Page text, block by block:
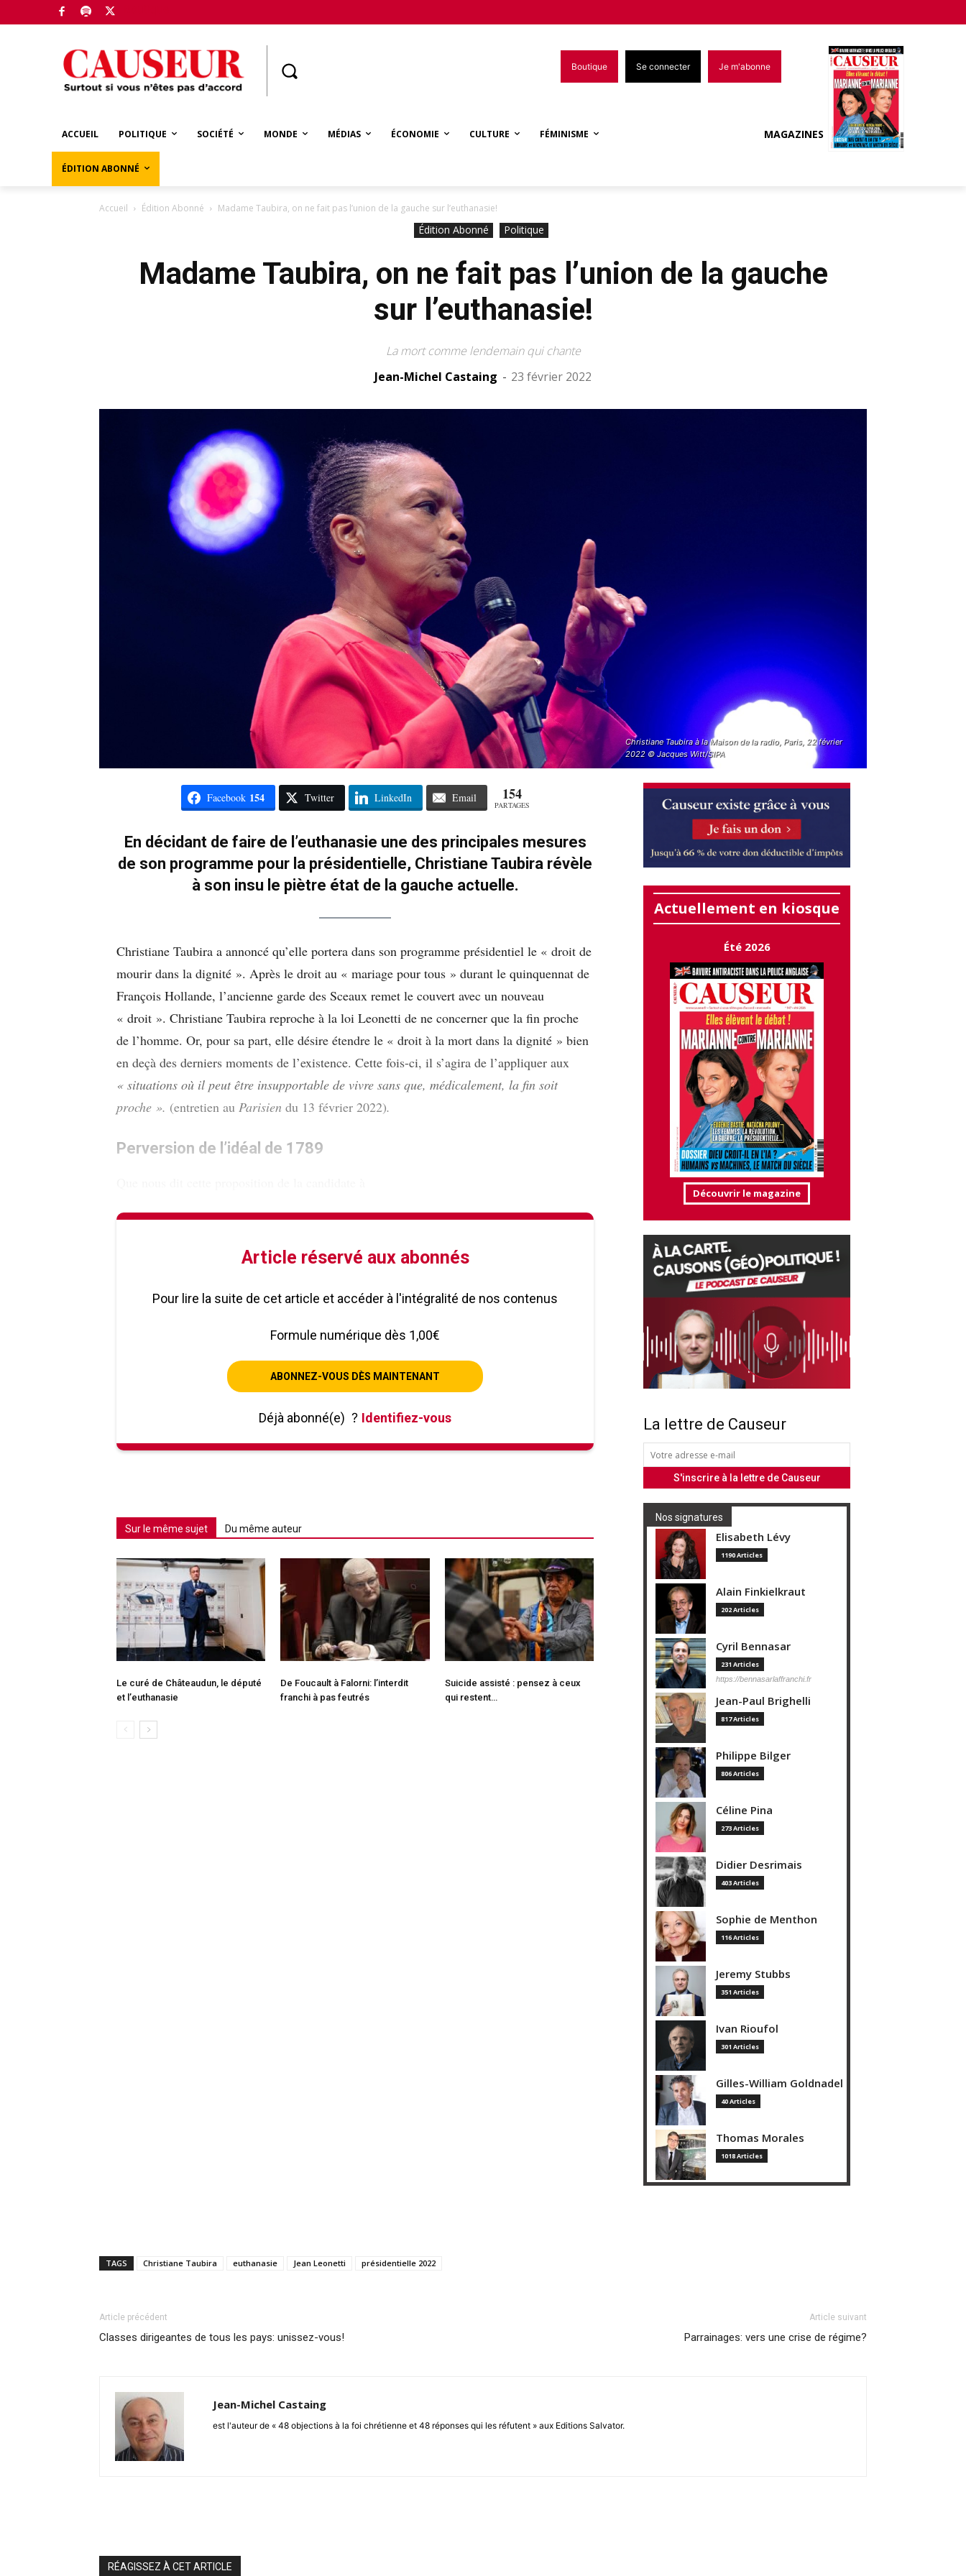
Boutique Se connecter Je m'abonne
ACCUEIL POLITIQUE SOCIÉTÉ MONDE MÉDIAS ÉCONOMIE CULTURE FÉMINISME
ÉDITION ABONNÉ
MAGAZINES
Accueil Édition Abonné Madame Taubira, on ne fait pas l’union de la gauche sur l’euthanasie!
Édition Abonné Politique
Madame Taubira, on ne fait pas l’union de la gauche
sur l’euthanasie!
La mort comme lendemain qui chante
Jean-Michel Castaing - 23 février 2022
Christiane Taubira à la Maison de la radio, Paris, 22 février
2022 © Jacques Witt/SIPA
Facebook 154 Twitter LinkedIn Email 154
PARTAGES
En décidant de faire de l’euthanasie une des principales mesures
de son programme pour la présidentielle, Christiane Taubira révèle
à son insu le piètre état de la gauche actuelle.
Christiane Taubira a annoncé qu’elle portera dans son programme présidentiel le « droit de
mourir dans la dignité ». Après le droit au « mariage pour tous » durant le quinquennat de
François Hollande, l’ancienne garde des Sceaux remet le couvert avec un nouveau
« droit ». Christiane Taubira reproche à la loi Leonetti de ne concerner que la fin proche
de l’homme. Or, pour sa part, elle désire étendre le « droit à la mort dans la dignité » bien
en deçà des derniers moments de l’existence. Cette fois-ci, il s’agira de l’appliquer aux
« situations où il peut être insupportable de vivre sans que, médicalement, la fin soit
proche ». (entretien au Parisien du 13 février 2022).
Perversion de l’idéal de 1789
Article réservé aux abonnés
Pour lire la suite de cet article et accéder à l'intégralité de nos contenus
Formule numérique dès 1,00€
ABONNEZ-VOUS DÈS MAINTENANT
Déjà abonné(e) ? Identifiez-vous
Sur le même sujet Du même auteur
Le curé de Châteaudun, le député
et l’euthanasie
De Foucault à Falorni: l’interdit
franchi à pas feutrés
Suicide assisté : pensez à ceux
qui restent…
Actuellement en kiosque
Été 2026
Découvrir le magazine
La lettre de Causeur
Nos signatures
Elisabeth Lévy
1190 Articles
Alain Finkielkraut
202 Articles
Cyril Bennasar
231 Articles
https://bennasarlaffranchi.fr
Jean-Paul Brighelli
817 Articles
Philippe Bilger
806 Articles
Céline Pina
273 Articles
Didier Desrimais
403 Articles
Sophie de Menthon
116 Articles
Jeremy Stubbs
351 Articles
Ivan Rioufol
301 Articles
Gilles-William Goldnadel
40 Articles
Thomas Morales
1018 Articles
TAGS Christiane Taubira euthanasie Jean Leonetti présidentielle 2022
Article précédent
Classes dirigeantes de tous les pays: unissez-vous!
Article suivant
Parrainages: vers une crise de régime?
Jean-Michel Castaing
est l'auteur de « 48 objections à la foi chrétienne et 48 réponses qui les réfutent » aux Editions Salvator.
RÉAGISSEZ À CET ARTICLE